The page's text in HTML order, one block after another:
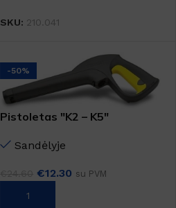
SKU: 210.041
-50%
Pistoletas "K2 – K5"
Sandėlyje
€12.30 su PVM
Į KREPŠELĮ